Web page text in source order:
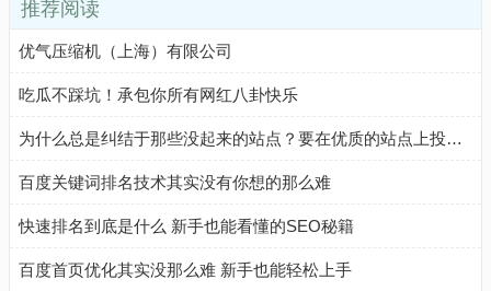
推荐阅读
优气压缩机（上海）有限公司
吃瓜不踩坑！承包你所有网红八卦快乐
为什么总是纠结于那些没起来的站点？要在优质的站点上投入更多精力！
百度关键词排名技术其实没有你想的那么难
快速排名到底是什么 新手也能看懂的SEO秘籍
百度首页优化其实没那么难 新手也能轻松上手